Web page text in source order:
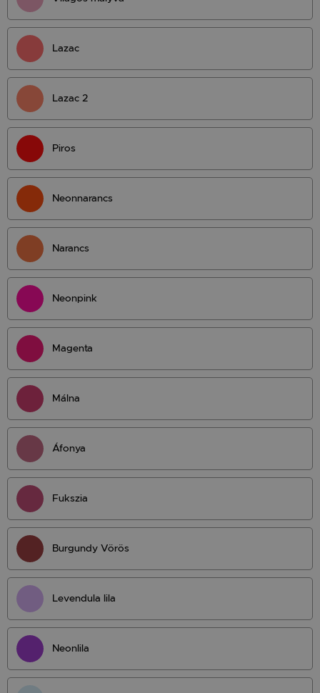
Lazac
Lazac 2
Piros
Neonnarancs
Narancs
Neonpink
Magenta
Málna
Áfonya
Fukszia
Burgundy Vörös
Levendula lila
Neonlila